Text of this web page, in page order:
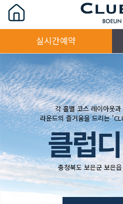
실시간예약
각 홀별 코스 레이아웃
라운드의 즐거움을 드리는
클럽디
충청북도 보은군 보은